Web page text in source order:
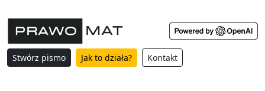
Stwórz pismo Jak to działa? Kontakt